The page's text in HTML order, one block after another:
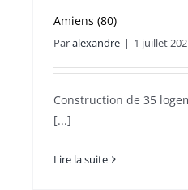
Amiens (80)
Paralexandre | 1 juillet
Construction de 35
[...]
Lire la suite